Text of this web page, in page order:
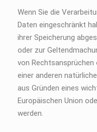
Wenn Sie die
Daten eingeschränkt
ihrer Speicherung
oder zur
von
einer anderen
aus Gründen eines
Europäischen Union
werden.